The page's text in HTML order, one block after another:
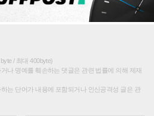
/ 최대 400byte)
나 명예를 훼손하는 댓글은 관련 법률에 의해 제재
는 단어가 내용에 포함되거나 인신공격성 글은 관